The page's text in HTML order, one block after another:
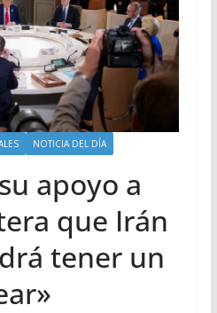
NOTICIA DEL DÍA
apoyo a
que Irán
tener un